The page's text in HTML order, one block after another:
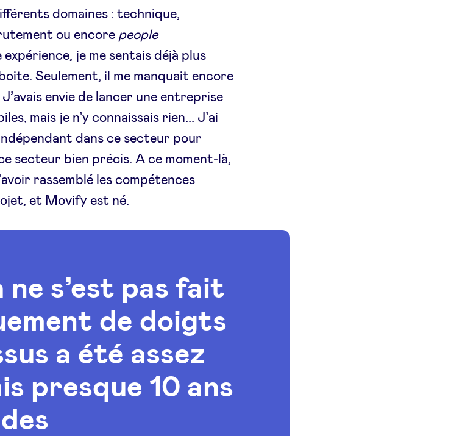
domaines : technique,
ou encore people
je me sentais déjà plus
Seulement, il me manquait encore
envie de lancer une entreprise
mais je n’y connaissais rien... J’ai
dans ce secteur pour
secteur bien précis. A ce moment-là,
rassemblé les compétences
et Movify est né.
ne s’est pas fait
de doigts
a été assez
presque 10 ans